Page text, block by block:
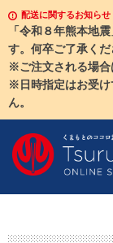
配送に関するお知らせ
「令和８年熊本地
す。何卒ご了承くだ
※ご注文される場合
※日時指定はお受
ん。